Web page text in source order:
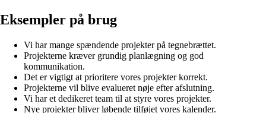
Eksempler på brug
Vi har mange spændende projekter på tegnebrættet.
Projekterne kræver grundig planlægning og god
kommunikation.
Det er vigtigt at prioritere vores projekter korrekt.
Projekterne vil blive evalueret nøje efter afslutning.
Vi har et dedikeret team til at styre vores projekter.
Nye projekter bliver løbende tilføjet vores kalender.